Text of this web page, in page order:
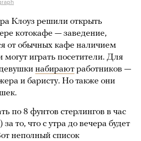
Клоуз решили открыть
котокафе — заведение,
от обычных кафе наличием
играть посетители. Для
набирают работников —
и баристу. Но также они
по 8 фунтов стерлингов в час
то, что с утра до вечера будет
неполный список